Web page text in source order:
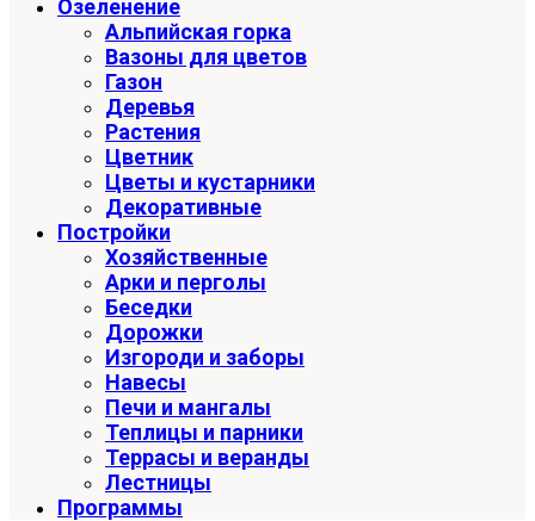
Озеленение
Альпийская горка
Вазоны для цветов
Газон
Деревья
Растения
Цветник
Цветы и кустарники
Декоративные
Постройки
Хозяйственные
Арки и перголы
Беседки
Дорожки
Изгороди и заборы
Навесы
Печи и мангалы
Теплицы и парники
Террасы и веранды
Лестницы
Программы